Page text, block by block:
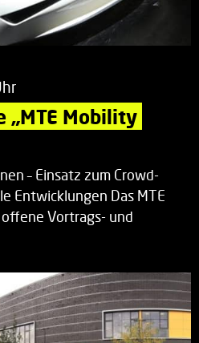
„MTE Mobility
– Einsatz zum Crowd-
Entwicklungen Das MTE
Vortrags- und